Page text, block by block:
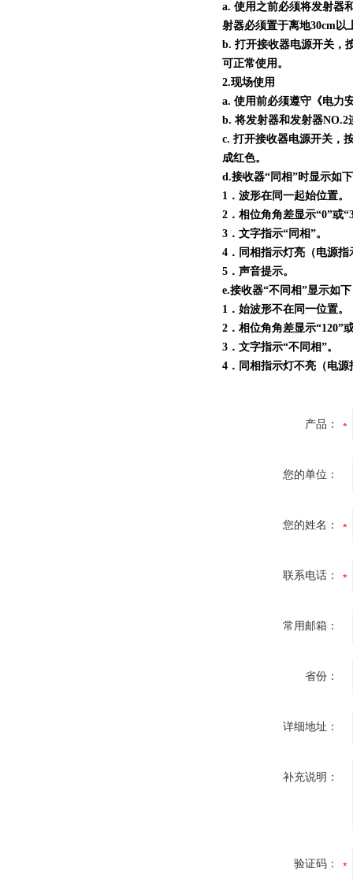
a. 使用之前必须将发射器
射器必须置于离地30cm以
b. 打开接收器电源开关，
可正常使用。
2.现场使用
a. 使用前必须遵守《电力
b. 将发射器和发射器
c. 打开接收器电源开关，
成红色。
d.接收器“同相”时显示如
1．波形在同一起始位置。
2．相位角角差显示“0”或
3．文字指示“同相”。
4．同相指示灯亮（电源
5．声音提示。
e.接收器“不同相”显示如
1．始波形不在同一位置。
2．相位角角差显示“120”
3．文字指示“不同相”。
4．同相指示灯不亮（电
产品：
您的单位：
您的姓名：
联系电话：
常用邮箱：
省份：
详细地址：
补充说明：
验证码：